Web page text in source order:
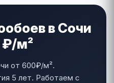
в Сочи
₽/м²
от 600₽/м².
5 лет. Работаем с